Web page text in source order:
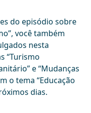
do episódio sobre
você também
nesta
“Turismo
e “Mudanças
o tema “Educação
dias.